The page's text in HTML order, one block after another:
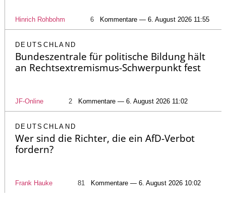
Hinrich Rohbohm 6 Kommentare — 6. August 2026 11:55
DEUTSCHLAND
Bundeszentrale für politische Bildung hält
an Rechtsextremismus-Schwerpunkt fest
JF-Online 2 Kommentare — 6. August 2026 11:02
DEUTSCHLAND
Wer sind die Richter, die ein AfD-Verbot
fordern?
Frank Hauke 81 Kommentare — 6. August 2026 10:02